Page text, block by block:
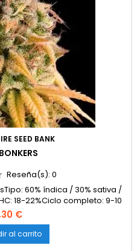
SEED BANK
Reseña(s): 0
60% índica / 30% sativa /
18-22%Ciclo completo: 9-10
en interior: 400-
60-120 g/plantaAltura: 70-
y sabores: Intensamente
frutos del bosque,...
€
al carrito